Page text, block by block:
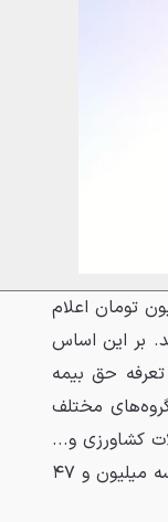
چهارشنبه هفته قبل نرخ دیه در سال ۱۴۰۲ را ۹۰۰ میلیون تومان اعلام
افزایش می‌یابد. بر این اساس
شد و اعضای آن با افزایش ۳۰ درصدی تعرفه حق بیمه
مختلف
کشاورزی و...
متفاوت است. برای مثال حق بیمه پایه سالیانه خودروی سواری کم‌تر از ۴ سیلندر سه میلیون و ۴۷